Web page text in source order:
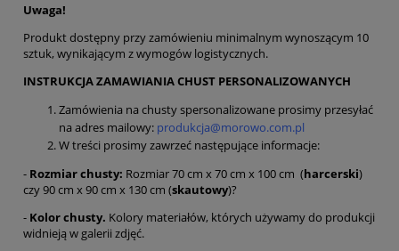
Uwaga!
Produkt dostępny przy zamówieniu minimalnym wynoszącym 10
sztuk, wynikającym z wymogów logistycznych.
INSTRUKCJA ZAMAWIANIA CHUST PERSONALIZOWANYCH
Zamówienia na chusty spersonalizowane prosimy przesyłać
na adres mailowy: produkcja@morowo.com.pl
W treści prosimy zawrzeć następujące informacje:
- Rozmiar chusty: Rozmiar 70 cm x 70 cm x 100 cm (harcerski)
czy 90 cm x 90 cm x 130 cm (skautowy)?
- Kolor chusty. Kolory materiałów, których używamy do produkcji
widnieją w galerii zdjęć.